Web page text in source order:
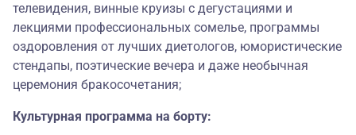
телевидения, винные круизы с дегустациями и
лекциями профессиональных сомелье, программы
оздоровления от лучших диетологов, юмористические
стендапы, поэтические вечера и даже необычная
церемония бракосочетания;
Культурная программа на борту: